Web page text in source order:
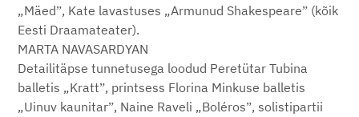
„Mäedˮ, Kate lavastuses „Armunud Shakespeareˮ (kõik
Eesti Draamateater).
MARTA NAVASARDYAN
Detailitäpse tunnetusega loodud Peretütar Tubina
balletis „Krattˮ, printsess Florina Minkuse balletis
„Uinuv kaunitarˮ, Naine Raveli „Bolérosˮ, solistipartii